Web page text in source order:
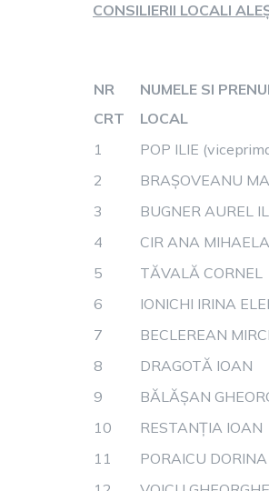
CONSILIERII LOCALI
NR
CRT
NUMELE SI
LOCAL
1 POP ILIE
2
BRAȘOVEANU
3
BUGNER AUREL
4
CIR ANA MIHAELA
5
TĂVALĂ CORNEL
6
IONICHI IRINA
7
BECLEREAN
8
DRAGOTĂ IOAN
9
BĂLĂȘAN
10
RESTANȚIA IOAN
11
PORAICU